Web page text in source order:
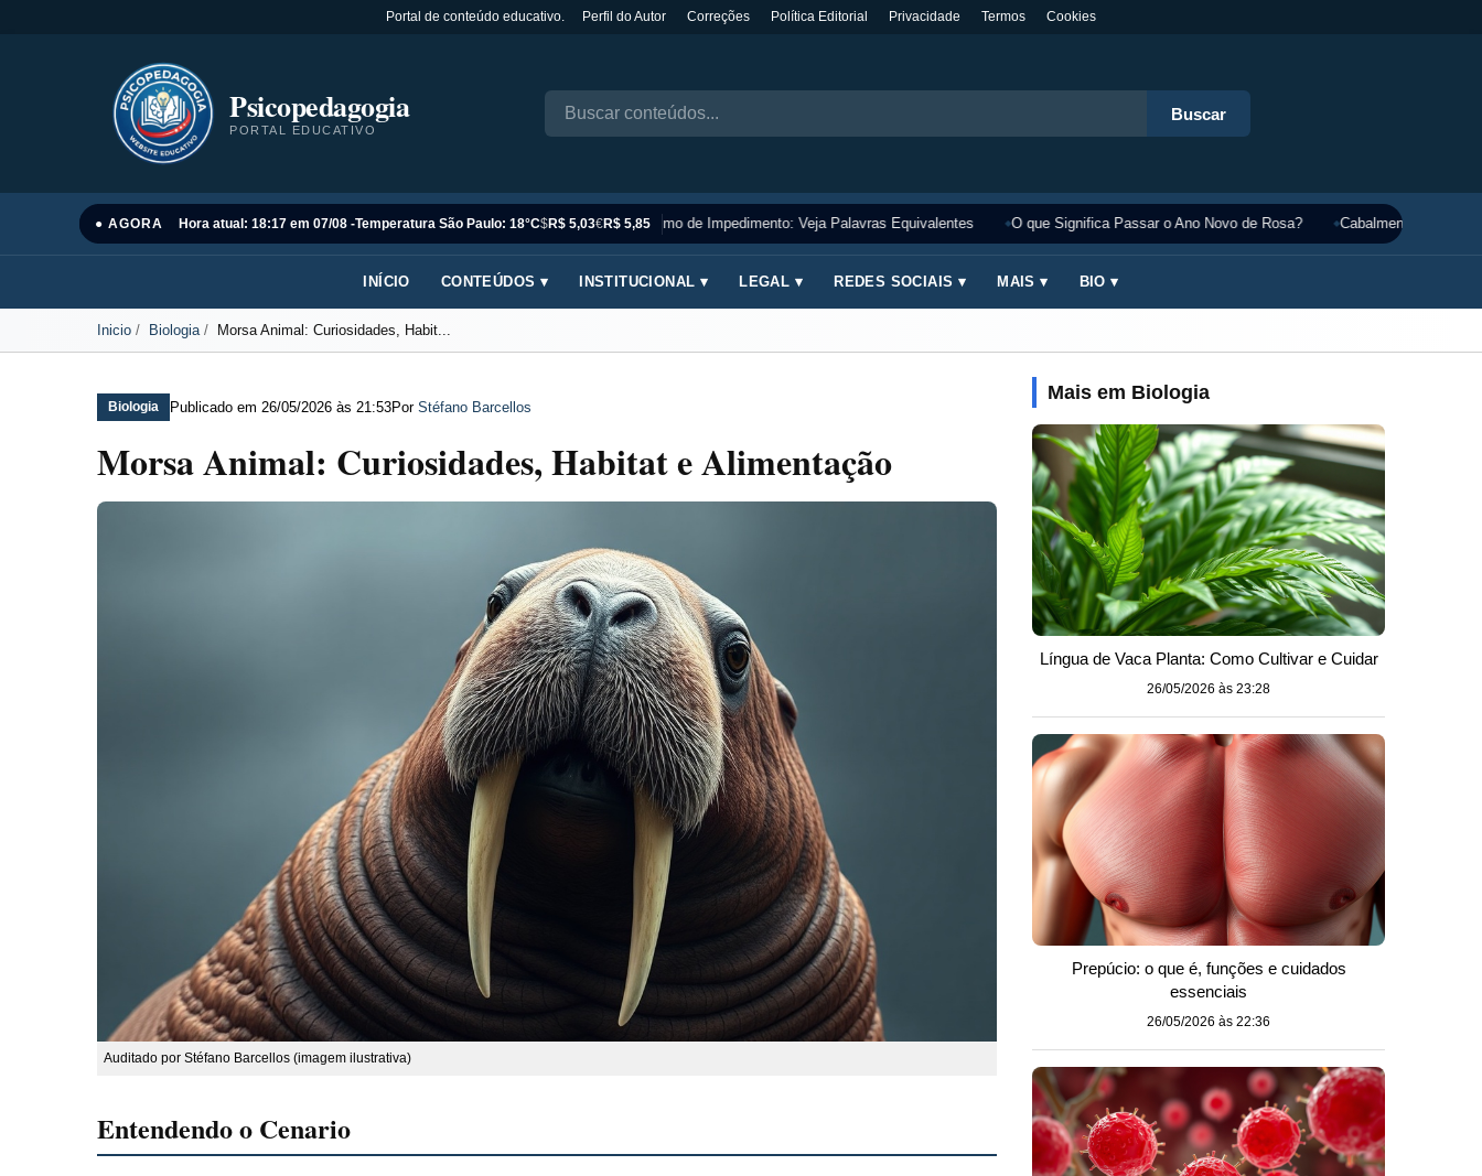
Portal de conteúdo educativo. Perfil do Autor Correções Política Editorial Privacidade Termos Cookies
Psicopedagogia
PORTAL EDUCATIVO
Buscar
● AGORA Hora atual: 18:17 em 07/08 -Temperatura São Paulo: 18°C$R$ 5,03€R$ 5,85
Sinônimo de Impedimento: Veja Palavras Equivalentes O que Significa Passar o Ano Novo de Rosa? Cabalmente
INÍCIO CONTEÚDOS ▾ INSTITUCIONAL ▾ LEGAL ▾ REDES SOCIAIS ▾ MAIS ▾ BIO ▾
Inicio Biologia Morsa Animal: Curiosidades, Habit...
Biologia Publicado em 26/05/2026 às 21:53Por Stéfano Barcellos
Morsa Animal: Curiosidades, Habitat e Alimentação
Auditado por Stéfano Barcellos (imagem ilustrativa)
Entendendo o Cenario
Mais em Biologia
Língua de Vaca Planta: Como Cultivar e Cuidar
26/05/2026 às 23:28
Prepúcio: o que é, funções e cuidados
essenciais
26/05/2026 às 22:36